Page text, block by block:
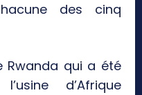
des cinq
Rwanda qui a été
d’Afrique